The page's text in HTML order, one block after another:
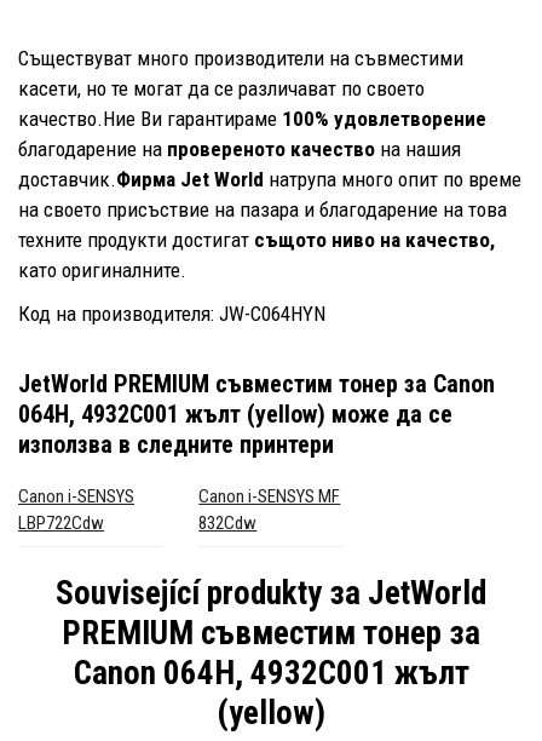
Съществуват много производители на съвместими
касети, но те могат да се различават по своето
качество.Ние Ви гарантираме 100% удовлетворение
благодарение на провереното качество на нашия
доставчик.Фирма Jet World натрупа много опит по време
на своето присъствие на пазара и благодарение на това
техните продукти достигат същото ниво на качество,
като оригиналните.
Код на производителя: JW-C064HYN
JetWorld PREMIUM съвместим тонер за Canon
064H, 4932C001 жълт (yellow) може да се
използва в следните принтери
Canon i-SENSYS
LBP722Cdw
Canon i-SENSYS MF
832Cdw
Související produkty за JetWorld
PREMIUM съвместим тонер за
Canon 064H, 4932C001 жълт
(yellow)